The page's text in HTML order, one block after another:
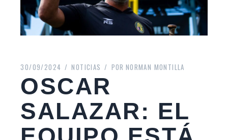
30/09/2024 NOTICIAS POR NORMAN MONTILLA
OSCAR
SALAZAR: EL